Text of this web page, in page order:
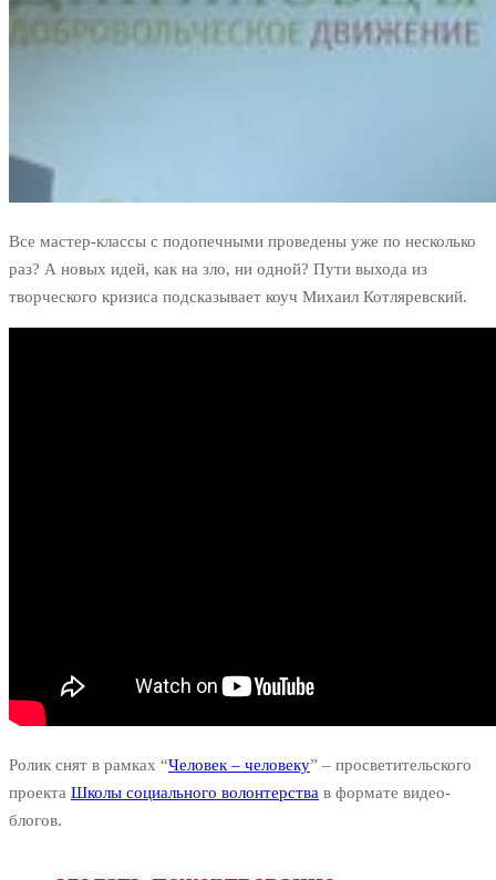
Все мастер-классы с подопечными проведены уже по несколько
раз? А новых идей, как на зло, ни одной? Пути выхода из
творческого кризиса подсказывает коуч Михаил Котляревский.
Ролик снят в рамках “Человек – человеку” – просветительского
проекта Школы социального волонтерства в формате видео-
блогов.